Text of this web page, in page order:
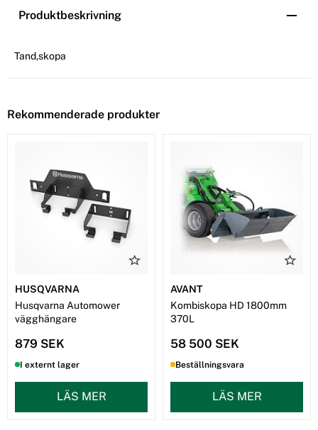
Produktbeskrivning
Tand,skopa
Rekommenderade produkter
HUSQVARNA
Husqvarna Automower
vägghängare
879 SEK
I externt lager
LÄS MER
AVANT
Kombiskopa HD 1800mm
370L
58 500 SEK
Beställningsvara
LÄS MER